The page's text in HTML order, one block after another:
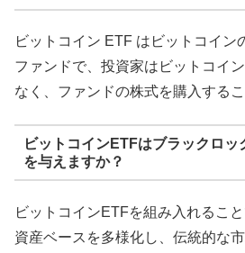
ビットコイン ETF はビットコイン
ファンドで、投資家はビットコイ
なく、ファンドの株式を購入するこ
ビットコインETFはブラックロッ
を与えますか？
ビットコインETFを組み入れるこ
資産ベースを多様化し、伝統的な